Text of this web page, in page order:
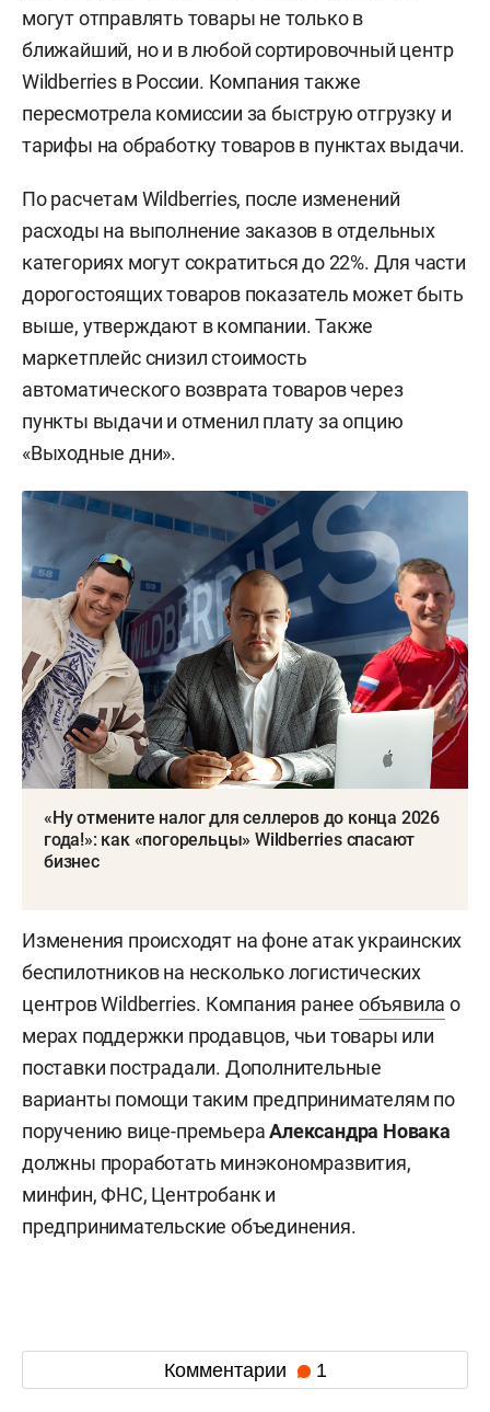
могут отправлять товары не только в
ближайший, но и в любой сортировочный центр
Wildberries в России. Компания также
пересмотрела комиссии за быструю отгрузку и
тарифы на обработку товаров в пунктах выдачи.
По расчетам Wildberries, после изменений
расходы на выполнение заказов в отдельных
категориях могут сократиться до 22%. Для части
дорогостоящих товаров показатель может быть
выше, утверждают в компании. Также
маркетплейс снизил стоимость
автоматического возврата товаров через
пункты выдачи и отменил плату за опцию
«Выходные дни».
«Ну отмените налог для селлеров до конца 2026
года!»: как «погорельцы» Wildberries спасают
бизнес
Изменения происходят на фоне атак украинских
беспилотников на несколько логистических
центров Wildberries. Компания ранее объявила о
мерах поддержки продавцов, чьи товары или
поставки пострадали. Дополнительные
варианты помощи таким предпринимателям по
поручению вице-премьераАлександра Новака
должны проработать минэкономразвития,
минфин, ФНС, Центробанк и
предпринимательские объединения.
Комментарии 1